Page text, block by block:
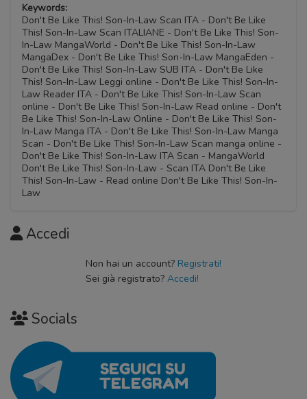
Keywords:
Don't Be Like This! Son-In-Law Scan ITA - Don't Be Like
This! Son-In-Law Scan ITALIANE - Don't Be Like This! Son-
In-Law MangaWorld - Don't Be Like This! Son-In-Law
MangaDex - Don't Be Like This! Son-In-Law MangaEden -
Don't Be Like This! Son-In-Law SUB ITA - Don't Be Like
This! Son-In-Law Leggi online - Don't Be Like This! Son-In-
Law Reader ITA - Don't Be Like This! Son-In-Law Scan
online - Don't Be Like This! Son-In-Law Read online - Don't
Be Like This! Son-In-Law Online - Don't Be Like This! Son-
In-Law Manga ITA - Don't Be Like This! Son-In-Law Manga
Scan - Don't Be Like This! Son-In-Law Scan manga online -
Don't Be Like This! Son-In-Law ITA Scan - MangaWorld
Don't Be Like This! Son-In-Law - Scan ITA Don't Be Like
This! Son-In-Law - Read online Don't Be Like This! Son-In-
Law
Accedi
Non hai un account? Registrati!
Sei già registrato? Accedi!
Socials